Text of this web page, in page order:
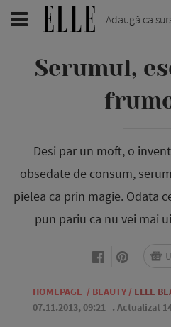
Adaugă ca
Serumul,
Desi par un moft, o
obsedate de consum,
pielea ca prin magie. Odata
pun pariu ca nu vei mai
HOMEPAGE / BEAUTY / ELLE
07.11.2013, 09:21 . Actualizat